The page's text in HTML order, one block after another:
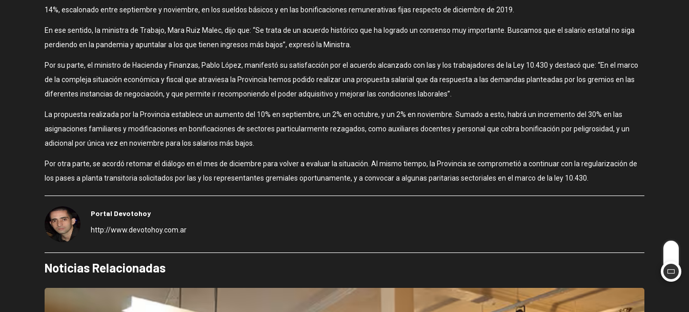
14%, escalonado entre septiembre y noviembre, en los sueldos básicos y en las bonificaciones remunerativas fijas respecto de diciembre de 2019.
En ese sentido, la ministra de Trabajo, Mara Ruiz Malec, dijo que: “Se trata de un acuerdo histórico que ha logrado un consenso muy importante. Buscamos que el salario estatal no siga
perdiendo en la pandemia y apuntalar a los que tienen ingresos más bajos”, expresó la Ministra.
Por su parte, el ministro de Hacienda y Finanzas, Pablo López, manifestó su satisfacción por el acuerdo alcanzado con las y los trabajadores de la Ley 10.430 y destacó que: “En el marco
de la compleja situación económica y fiscal que atraviesa la Provincia hemos podido realizar una propuesta salarial que da respuesta a las demandas planteadas por los gremios en las
diferentes instancias de negociación, y que permite ir recomponiendo el poder adquisitivo y mejorar las condiciones laborales”.
La propuesta realizada por la Provincia establece un aumento del 10% en septiembre, un 2% en octubre, y un 2% en noviembre. Sumado a esto, habrá un incremento del 30% en las
asignaciones familiares y modificaciones en bonificaciones de sectores particularmente rezagados, como auxiliares docentes y personal que cobra bonificación por peligrosidad, y un
adicional por única vez en noviembre para los salarios más bajos.
Por otra parte, se acordó retomar el diálogo en el mes de diciembre para volver a evaluar la situación. Al mismo tiempo, la Provincia se comprometió a continuar con la regularización de
los pases a planta transitoria solicitados por las y los representantes gremiales oportunamente, y a convocar a algunas paritarias sectoriales en el marco de la ley 10.430.
Portal Devotohoy
http://www.devotohoy.com.ar
Noticias Relacionadas